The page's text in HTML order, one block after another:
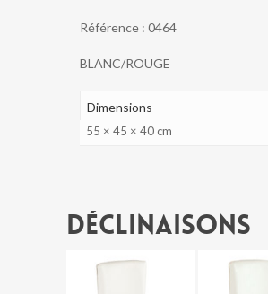
Référence : 0464
BLANC/ROUGE
Dimensions
55 × 45 × 40 cm
Déclinaisons